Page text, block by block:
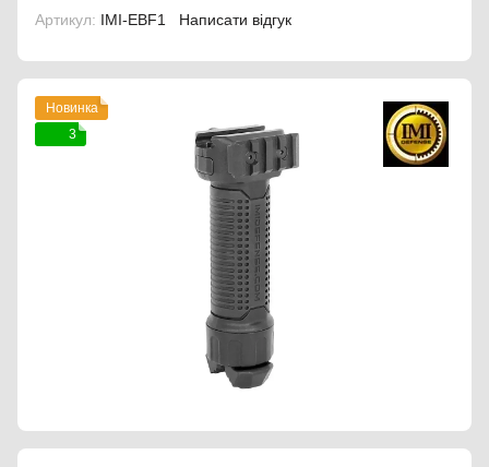
Артикул: IMI-EBF1 Написати відгук
Новинка
3